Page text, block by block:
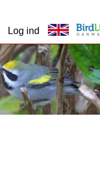
Log ind